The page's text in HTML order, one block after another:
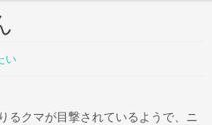
い
るクマが目撃されているようで、ニ